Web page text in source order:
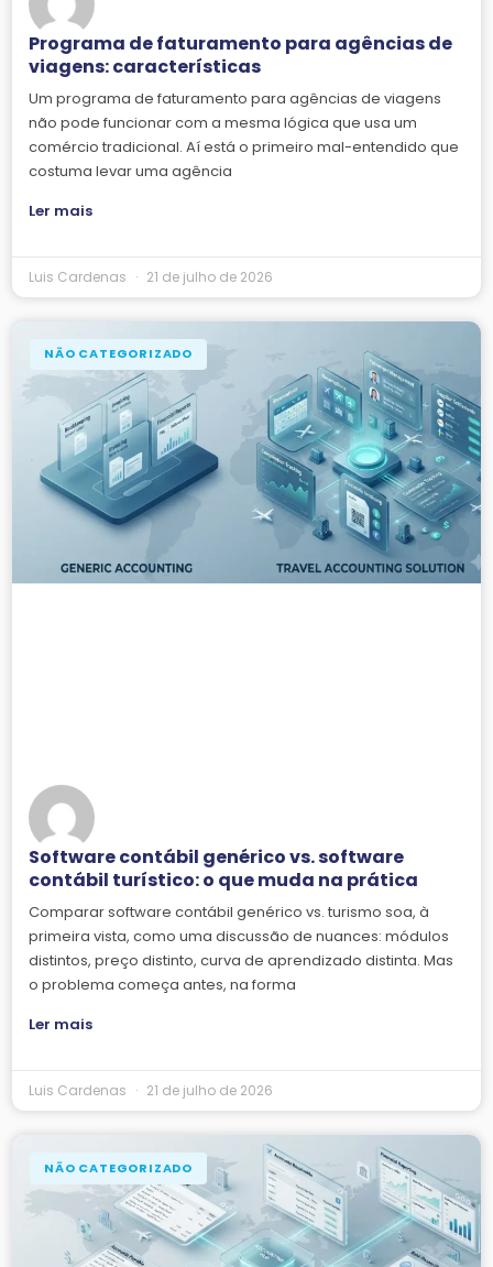
Programa de faturamento para agências de
viagens: características
Um programa de faturamento para agências de viagens
não pode funcionar com a mesma lógica que usa um
comércio tradicional. Aí está o primeiro mal-entendido que
costuma levar uma agência
Ler mais
Luis Cardenas 21 de julho de 2026
NÃO CATEGORIZADO
Software contábil genérico vs. software
contábil turístico: o que muda na prática
Comparar software contábil genérico vs. turismo soa, à
primeira vista, como uma discussão de nuances: módulos
distintos, preço distinto, curva de aprendizado distinta. Mas
o problema começa antes, na forma
Ler mais
Luis Cardenas 21 de julho de 2026
NÃO CATEGORIZADO